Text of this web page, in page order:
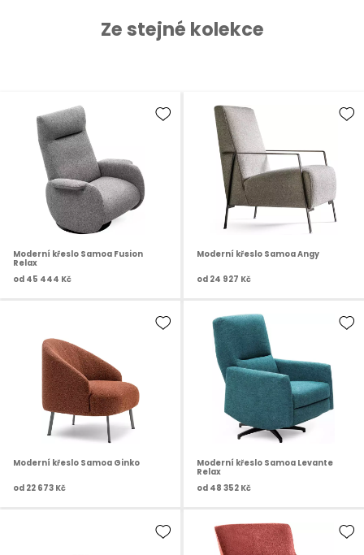
Ze stejné kolekce
Moderní křeslo Samoa Fusion
Relax
od 45 444 Kč
Moderní křeslo Samoa Angy
od 24 927 Kč
Moderní křeslo Samoa Ginko
od 22 673 Kč
Moderní křeslo Samoa Levante
Relax
od 48 352 Kč